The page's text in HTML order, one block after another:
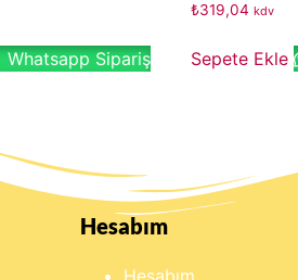
Whatsapp Sipariş
₺319,04 kdv
Sepete Ekle
Hesabım